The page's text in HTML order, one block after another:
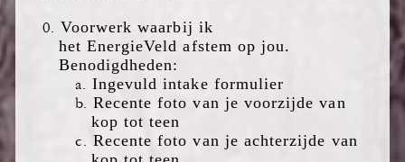
0. Voorwerk waarbij ik
het EnergieVeld afstem op jou.
Benodigdheden:
a. Ingevuld intake formulier
b. Recente foto van je voorzijde van
kop tot teen
c. Recente foto van je achterzijde van